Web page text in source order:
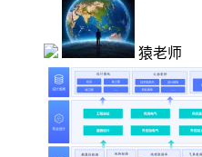
猿老师